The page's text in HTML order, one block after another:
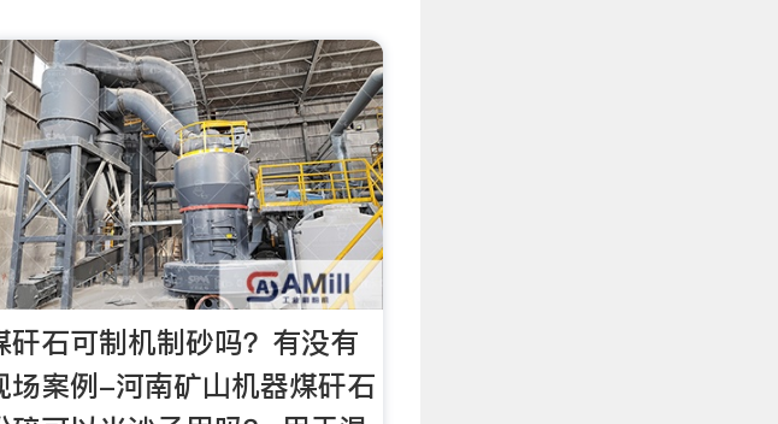
矸石可制机制砂吗？有没有
场案例-河南矿山机器煤矸石